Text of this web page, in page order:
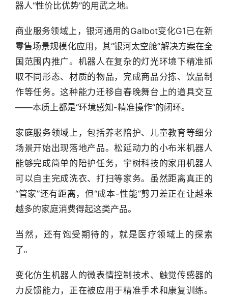
器人“性价比优势”的用武之地。
商业服务领域上，银河通用的Galbot变化G1已在新
零售场景规模化应用，其“银河太空舱”解决方案在全
国范围内推广。机器人在复杂的灯光环境下精准抓
取不同形态、材质的物品，完成商品分拣、饮品制
作等任务。这种能力迁移自春晚舞台上的道具交互
——本质上都是“环境感知-精准操作”的闭环。
家庭服务领域上，包括养老陪护、儿童教育等细分
场景开始出现落地产品。松延动力的小布米机器人
能够完成简单的陪护任务，宇树科技的家用机器人
可以自主完成洗衣、打扫等家务。虽然距离真正的
“管家”还有距离，但“成本-性能”剪刀差正在让越来
越多的家庭消费得起这类产品。
当然，还有饱受期待的，就是医疗领域上的探索
了。
变化仿生机器人的微表情控制技术、触觉传感器的
力反馈能力，正在被应用于精准手术和康复训练。